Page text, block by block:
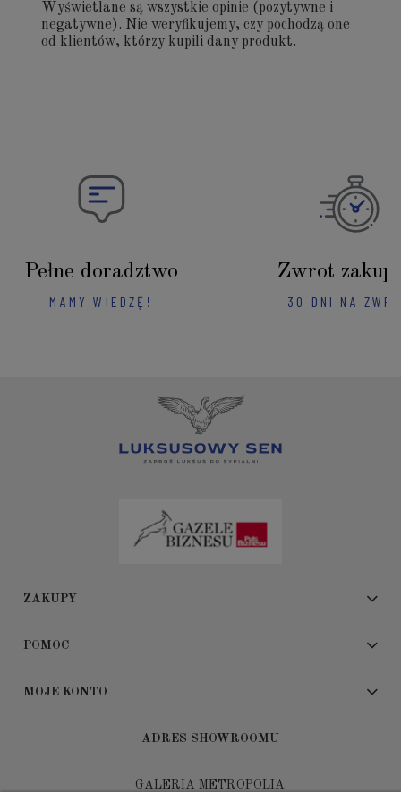
Wyświetlane są wszystkie opinie (pozytywne i
negatywne). Nie weryfikujemy, czy pochodzą one
od klientów, którzy kupili dany produkt.
Pełne doradztwo
MAMY WIEDZĘ!
Zwrot
30 DNI NA
ZAKUPY
POMOC
MOJE KONTO
ADRES SHOWROOMU
GALERIA METROPOLIA